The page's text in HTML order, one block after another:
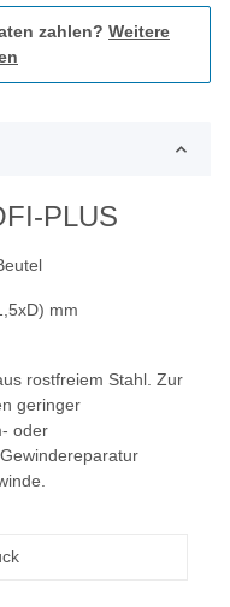
zahlen? Weitere
PLUS
mm
rostfreiem Stahl. Zur
geringer
oder